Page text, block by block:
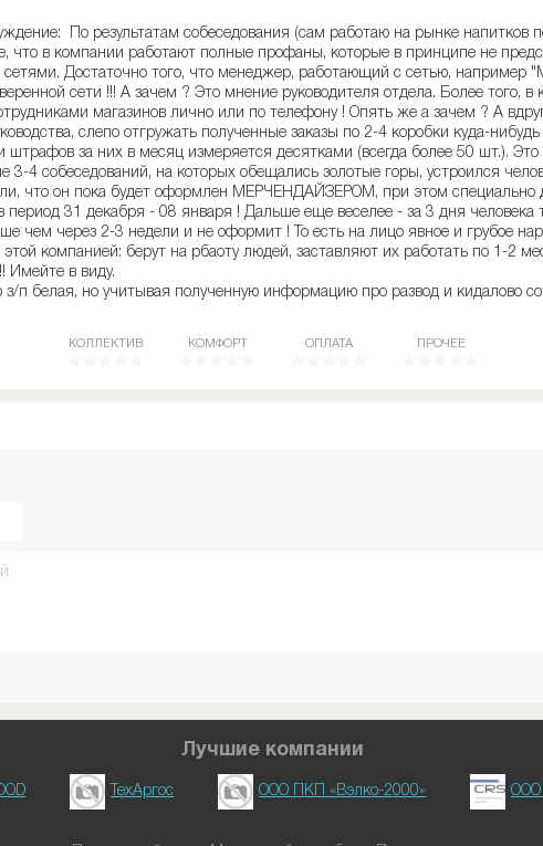
По результатам собеседования (сам работаю на рынке напитков
что в компании работают полные профаны, которые в принципе не
Достаточно того, что менеджер, работающий с сетью,
сети !!! А зачем ? Это мнение руководителя отдела. Более того,
магазинов лично или по телефону ! Опять же а зачем ? А
слепо отгружать полученные заказы по 2-4 коробки куда-
штрафов за них в месяц измеряется десятками (всегда более 50 шт.). Это
3-4 собеседований, на которых обещались золотые горы, устроился
что он пока будет оформлен МЕРЧЕНДАЙЗЕРОМ, при этом специально
период 31 декабря - 08 января ! Дальше еще веселее - за 3 дня
чем через 2-3 недели и не оформит ! То есть на лицо явное и грубое
компанией: берут на рбаоту людей, заставляют их работать по 1-2
Имейте в виду.
з/п белая, но учитывая полученную информацию про развод и кидалово
КОЛЛЕКТИВ КОМФОРТ ОПЛАТА ПРОЧЕЕ
Лучшие компании
ТехАргос ООО ПКП «Вэлко-2000» ООО